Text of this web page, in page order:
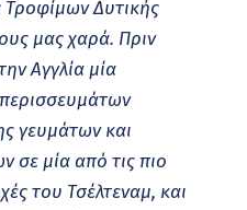
Δυτικής
μας χαρά. Πριν
Αγγλία μία
γευμάτων και
σε μία από τις πιο
του Τσέλτεναμ, και